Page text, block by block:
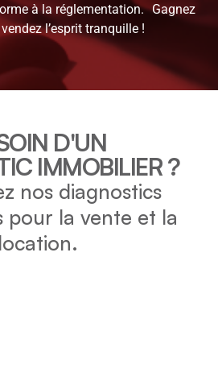
à la réglementation. Gagnez
l’esprit tranquille !
D'UN
IMMOBILIER ?
nos diagnostics
pour la vente et la
location.